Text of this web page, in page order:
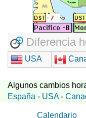
Diferencia
USA
Algunos cambios
España - USA-
Calendario